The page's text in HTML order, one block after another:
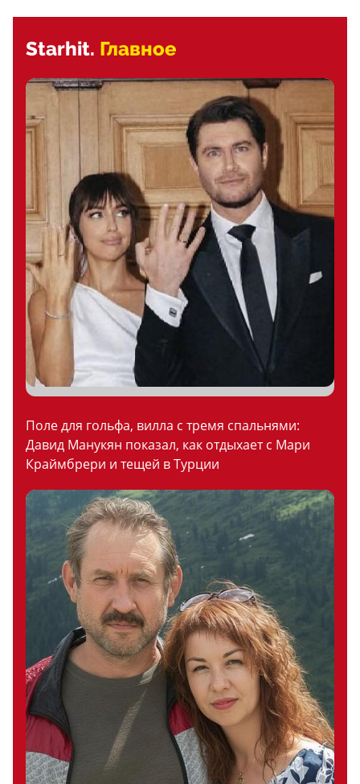
Starhit. Главное
Поле для гольфа, вилла с тремя спальнями:
Давид Манукян показал, как отдыхает с Мари
Краймбрери и тещей в Турции